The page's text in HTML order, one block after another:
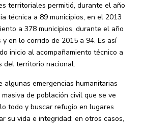
territoriales permitió, durante el año
técnica a 89 municipios, en el 2013
a 378 municipios, durante el año
y en lo corrido de 2015 a 94. Es así
inicio al acompañamiento técnico a
del territorio nacional.
algunas emergencias humanitarias
de población civil que se ve
todo y buscar refugio en lugares
su vida e integridad; en otros casos,